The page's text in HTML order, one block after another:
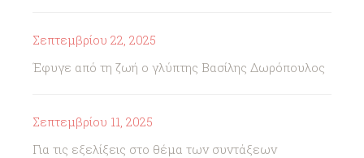
Σεπτεμβρίου 22, 2025
Έφυγε από τη ζωή ο γλύπτης Βασίλης Δωρόπουλος
Σεπτεμβρίου 11, 2025
Για τις εξελίξεις στο θέμα των συντάξεων